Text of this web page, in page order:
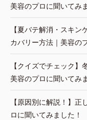
美容のプロに聞いてみ
【夏バテ解消・スキ
カバリー方法｜美容の
【クイズでチェック】
美容のプロに聞いてみ
【原因別に解説！】
ロに聞いてみました！